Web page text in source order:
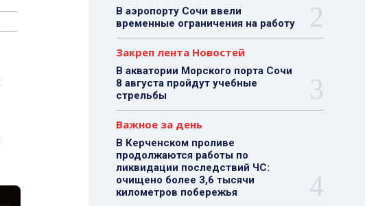
В аэропорту Сочи ввели
временные ограничения на работу
Закреп лента Новостей
В акватории Морского порта Сочи
8 августа пройдут учебные
стрельбы
Важное за день
В Керченском проливе
продолжаются работы по
ликвидации последствий ЧС:
очищено более 3,6 тысячи
километров побережья